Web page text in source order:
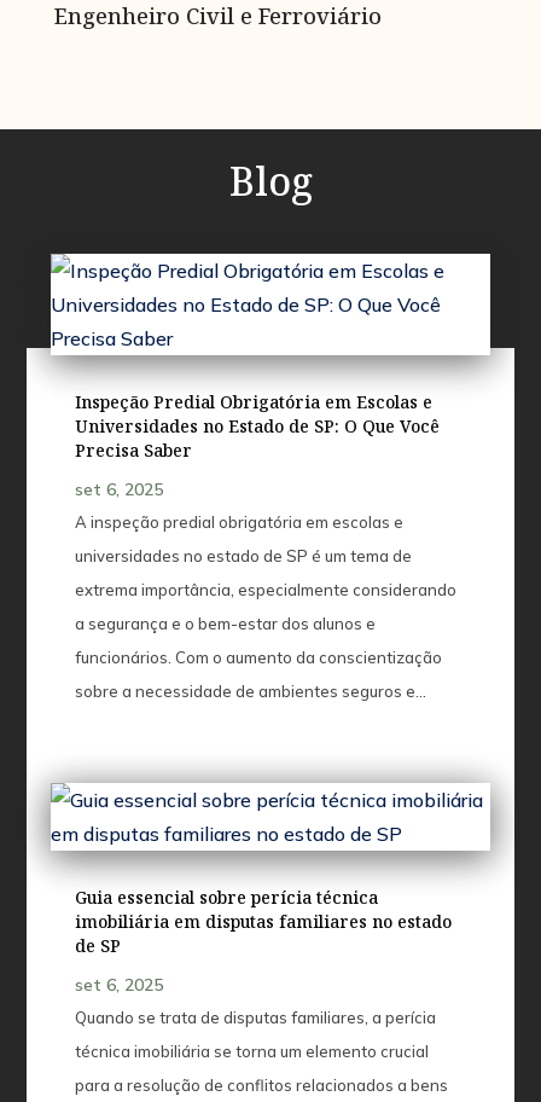
Engenheiro Civil e Ferroviário
Blog
Inspeção Predial Obrigatória em Escolas e
Universidades no Estado de SP: O Que Você
Precisa Saber
set 6, 2025
A inspeção predial obrigatória em escolas e
universidades no estado de SP é um tema de
extrema importância, especialmente considerando
a segurança e o bem-estar dos alunos e
funcionários. Com o aumento da conscientização
sobre a necessidade de ambientes seguros e...
Guia essencial sobre perícia técnica
imobiliária em disputas familiares no estado
de SP
set 6, 2025
Quando se trata de disputas familiares, a perícia
técnica imobiliária se torna um elemento crucial
para a resolução de conflitos relacionados a bens